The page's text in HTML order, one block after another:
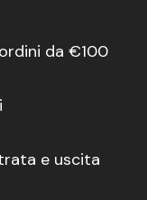
da €100
e uscita